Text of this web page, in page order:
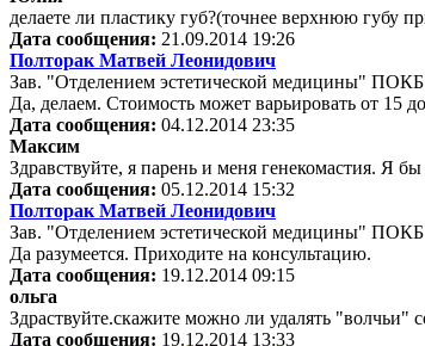
делаете ли пластику губ?(точнее верхнюю губу
Дата сообщения: 21.09.2014 19:26
Полторак Матвей Леонидович
Зав. "Отделением эстетической медицины"
Да, делаем. Стоимость может варьировать от 15
Дата сообщения: 04.12.2014 23:35
Максим
Здравствуйте, я парень и меня генекомастия. Я
Дата сообщения: 05.12.2014 15:32
Полторак Матвей Леонидович
Зав. "Отделением эстетической медицины"
Да разумеется. Приходите на консультацию.
Дата сообщения: 19.12.2014 09:15
ольга
Здраствуйте.скажите можно ли удалять "волчьи"
Дата сообщения: 19.12.2014 13:33